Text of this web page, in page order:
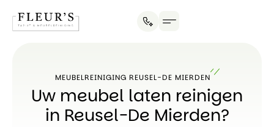
MEUBELREINIGING REUSEL-DE MIERDEN
Uw meubel laten reinigen
in Reusel-De Mierden?